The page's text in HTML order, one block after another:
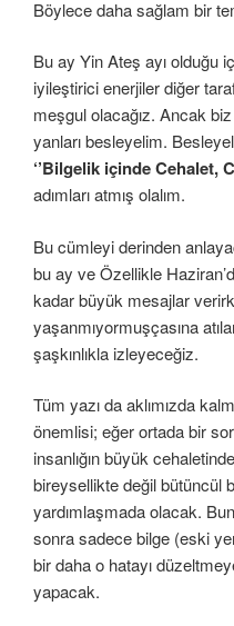
Böylece daha sağlam bir
Bu ay Yin Ateş ayı olduğu
iyileştirici enerjiler diğer
meşgul olacağız. Ancak
yanları besleyelim.
‘’Bilgelik içinde Cehalet,
adımları atmış olalım.
Bu cümleyi derinden
bu ay ve Özellikle
kadar büyük mesajlar
yaşanmıyormuşçasına
şaşkınlıkla izleyeceğiz.
Tüm yazı da aklımızda
önemlisi; eğer ortada bir
insanlığın büyük
bireysellikte değil bütüncül
yardımlaşmada olacak.
sonra sadece bilge (eski
bir daha o hatayı
yapacak.